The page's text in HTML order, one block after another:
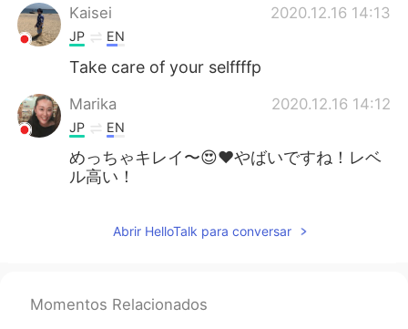
Kaisei 2020.12.16 14:13
JP EN
Take care of your selffffp
Marika 2020.12.16 14:12
JP EN
めっちゃキレイ〜😍❤️やばいですね！レベ
ル高い！
Abrir HelloTalk para conversar
Momentos Relacionados